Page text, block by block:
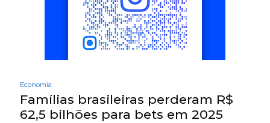
Economia
Famílias brasileiras perderam R$
62,5 bilhões para bets em 2025